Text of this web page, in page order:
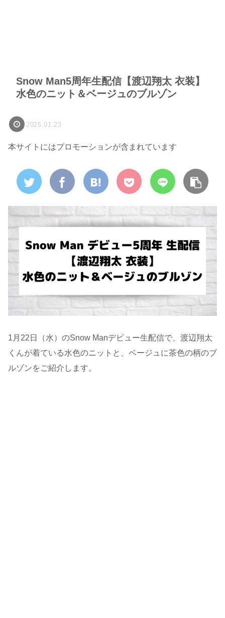
Snow Man5周年生配信【渡辺翔太 衣装】
水色のニット＆ベージュのブルゾン
2025.01.23
本サイトにはプロモーションが含まれています
1月22日（水）のSnow Manデビュー生配信で、渡辺翔太
くんが着ている水色のニットと、ベージュに茶色の柄のブ
ルゾンをご紹介します。